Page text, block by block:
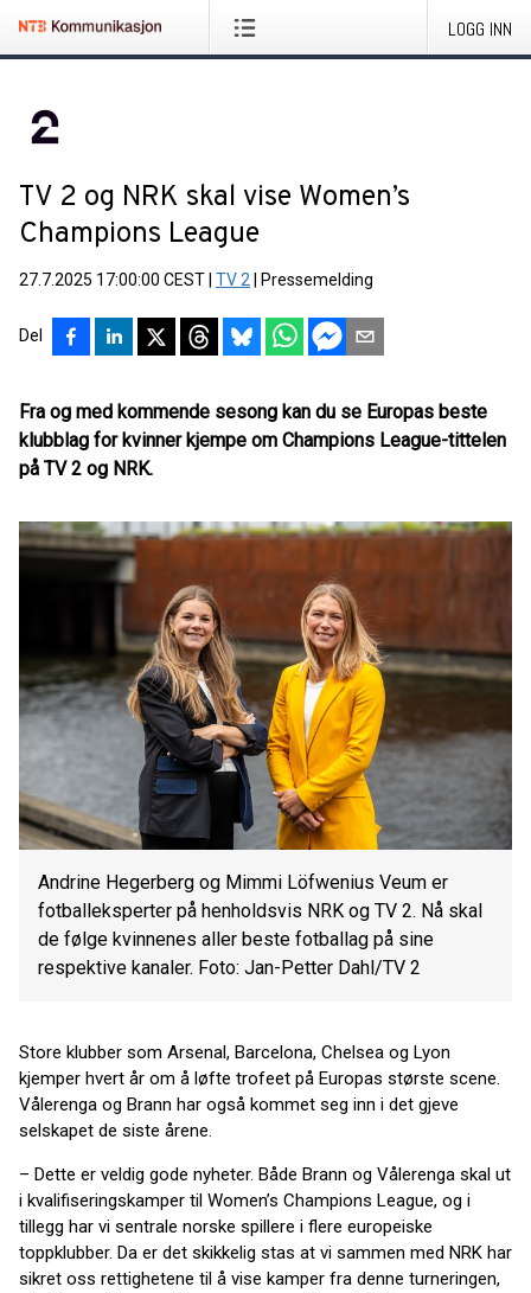
LOGG INN
TV 2 og NRK skal vise Women’s
Champions League
27.7.2025 17:00:00 CEST TV 2 Pressemelding
Del
Fra og med kommende sesong kan du se Europas beste
klubblag for kvinner kjempe om Champions League-tittelen
på TV 2 og NRK.
Andrine Hegerberg og Mimmi Löfwenius Veum er
fotballeksperter på henholdsvis NRK og TV 2. Nå skal
de følge kvinnenes aller beste fotballag på sine
respektive kanaler. Foto: Jan-Petter Dahl/TV 2
Store klubber som Arsenal, Barcelona, Chelsea og Lyon
kjemper hvert år om å løfte trofeet på Europas største scene.
Vålerenga og Brann har også kommet seg inn i det gjeve
selskapet de siste årene.
– Dette er veldig gode nyheter. Både Brann og Vålerenga skal ut
i kvalifiseringskamper til Women’s Champions League, og i
tillegg har vi sentrale norske spillere i flere europeiske
toppklubber. Da er det skikkelig stas at vi sammen med NRK har
sikret oss rettighetene til å vise kamper fra denne turneringen,